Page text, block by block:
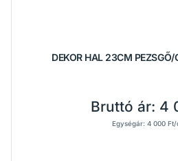
DEKOR HAL 23CM
Bruttó ár: 4
Egységár: 4 000